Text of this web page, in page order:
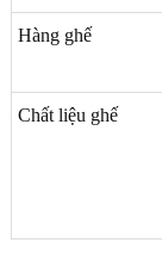
Hàng ghế
Chất liệu ghế